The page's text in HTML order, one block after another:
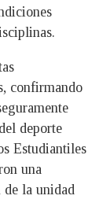
confirmando
deporte
Estudiantiles
una
la unidad